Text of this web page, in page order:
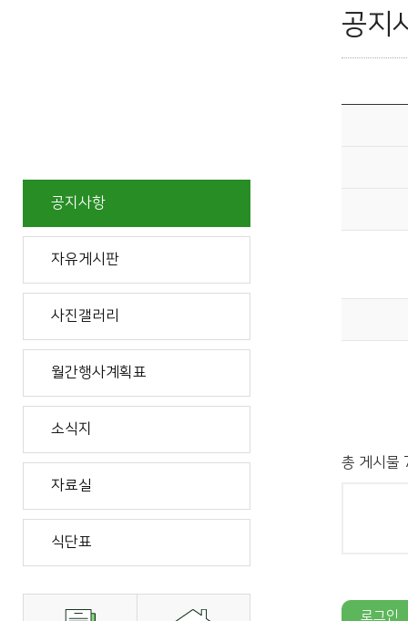
공지사항
자유게시판
사진갤러리
월간행사계획표
소식지
자료실
식단표
공지
총 게시물